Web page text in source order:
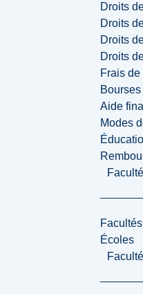
Droits
Droits
Droits
Droits
Frais
Aide
Modes
Facultés
Écoles